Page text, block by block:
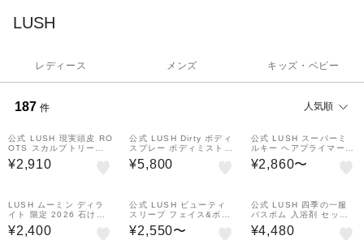
的な意味においてオーガニックであることに価値をおいて開発す
大限実感することができると信じています。 そして、「ラッシ
LUSH
レディース メンズ キッズ・ベビー
187 件 人気順
公式 LUSH 現実頭皮 RO
OTS スカルプトリート
メント 頭皮ケア クレン
ジング オーガニック 頭
ト プレゼント ハンドメ
イド ラッシュ
¥2,910
公式 LUSH Dirty ボディ
スプレー ボディミスト
フレグランス ミント サ
ンダルウッド ラベンダー
¥5,800
公式 LUSH スーパーミ
ルキー ヘアプライマー
ヘアミルク 洗い流さない
トリートメント ミスト
抑える ダメージケア ス
タイリング 植物由来 ラ
ッシュ
¥2,860〜
LUSH ムーミン ディラ
イト 限定 2026 石けん
固形 石鹸 自然派 コスメ
プレゼ ント ラッシュ 公
¥2,400
公式 LUSH ビューティ
スリープ フェイス&ボデ
ィマスク フェイス ボデ
ィ 兼用 フェイススクラ
¥2,550〜
公式 LUSH 四季の一服
バスボム 入浴剤 セット
ギフト 詰め合わせ 12個
入 ハンドメイド 自然派
¥4,480